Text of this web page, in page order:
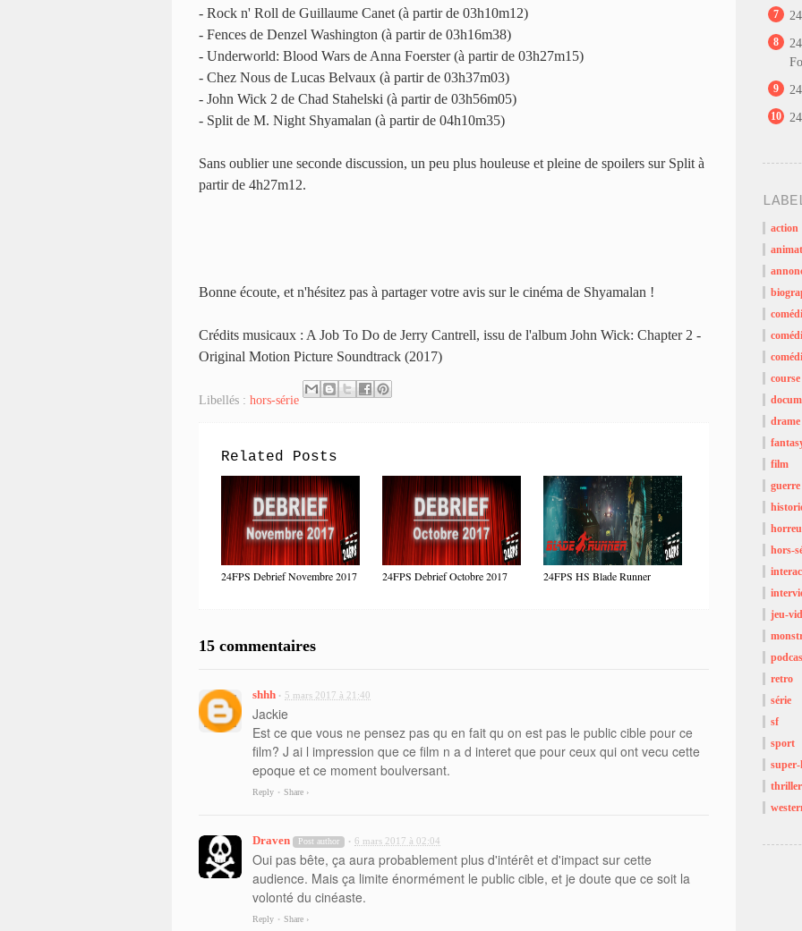
- Rock n' Roll de Guillaume Canet (à partir de 03h10m12)
- Fences de Denzel Washington (à partir de 03h16m38)
- Underworld: Blood Wars de Anna Foerster (à partir de 03h27m15)
- Chez Nous de Lucas Belvaux (à partir de 03h37m03)
- John Wick 2 de Chad Stahelski (à partir de 03h56m05)
- Split de M. Night Shyamalan (à partir de 04h10m35)
Sans oublier une seconde discussion, un peu plus houleuse et pleine de spoilers sur Split à
partir de 4h27m12.
Bonne écoute, et n'hésitez pas à partager votre avis sur le cinéma de Shyamalan !
Crédits musicaux : A Job To Do de Jerry Cantrell, issu de l'album John Wick: Chapter 2 -
Original Motion Picture Soundtrack (2017)
Libellés : hors-série
Related Posts
24FPS Debrief Novembre 2017 24FPS Debrief Octobre 2017 24FPS HS Blade Runner
15 commentaires
shhh • 5 mars 2017 à 21:40
Jackie
Est ce que vous ne pensez pas qu en fait qu on est pas le public cible pour ce
film? J ai l impression que ce film n a d interet que pour ceux qui ont vecu cette
epoque et ce moment boulversant.
Reply • Share ›
Draven Post author • 6 mars 2017 à 02:04
Oui pas bête, ça aura probablement plus d'intérêt et d'impact sur cette
audience. Mais ça limite énormément le public cible, et je doute que ce soit la
volonté du cinéaste.
Reply • Share ›
7
8
9
10
action
course
drame
film
guerre
hors-
jeu-
retro
série
sf
sport
super-
thriller